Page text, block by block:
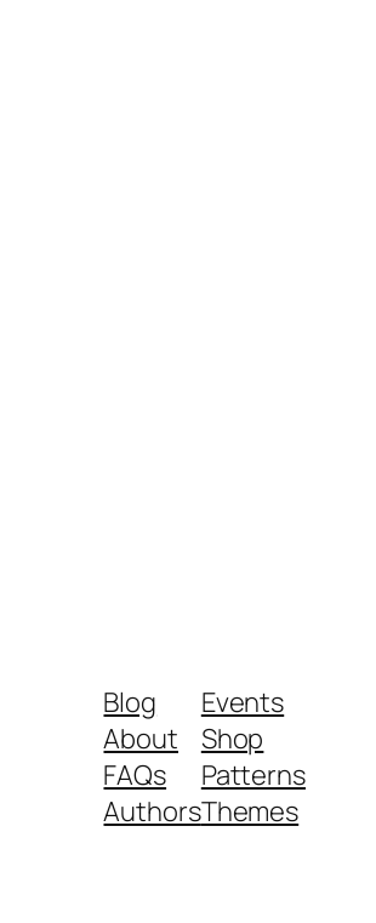
Blog
About
FAQs
Authors
Events
Shop
Patterns
Themes